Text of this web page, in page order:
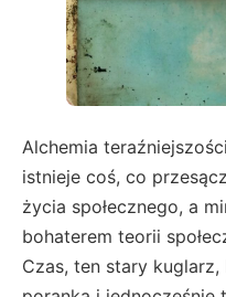
Alchemia
istnieje coś, co
życia społecznego, a
bohaterem teorii
Czas, ten stary